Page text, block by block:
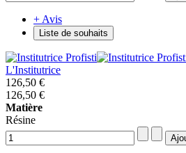
+ Avis
Liste de souhaits
L'Institutrice
126,50 €
126,50 €
Matière
Résine